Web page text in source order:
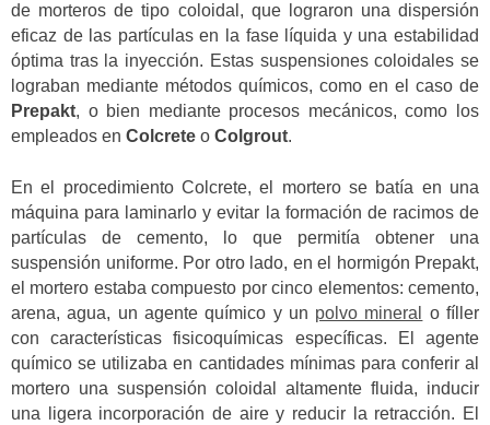
de morteros de tipo coloidal, que lograron una dispersión
eficaz de las partículas en la fase líquida y una estabilidad
óptima tras la inyección. Estas suspensiones coloidales se
lograban mediante métodos químicos, como en el caso de
Prepakt, o bien mediante procesos mecánicos, como los
empleados en Colcrete o Colgrout.
En el procedimiento Colcrete, el mortero se batía en una
máquina para laminarlo y evitar la formación de racimos de
partículas de cemento, lo que permitía obtener una
suspensión uniforme. Por otro lado, en el hormigón Prepakt,
el mortero estaba compuesto por cinco elementos: cemento,
arena, agua, un agente químico y un polvo mineral
o fíller
con características fisicoquímicas específicas. El agente
químico se utilizaba en cantidades mínimas para conferir al
mortero una suspensión coloidal altamente fluida, inducir
una ligera incorporación de aire y reducir la retracción. El